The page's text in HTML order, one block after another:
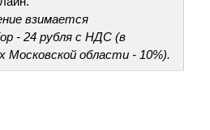
взимается
- 24 рубля с НДС (в
Московской области - 10%).